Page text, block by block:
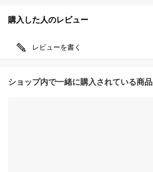
購入した人のレビュー
レビューを書く
ショップ内で一緒に購入されている商品